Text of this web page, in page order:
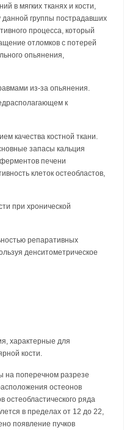
в мягких тканях и кости,
данной группы пострадавших
процесса, который
отломков с потерей
опьянения,
из-за опьянения.
к
качества костной ткани.
запасы кальция
ферментов печени
клеток остеобластов,
при хронической
репаративных
денситометрическое
характерные для
кости.
на поперечном разрезе
остеонов
ряда
в пределах от 12 до 22,
появление пучков